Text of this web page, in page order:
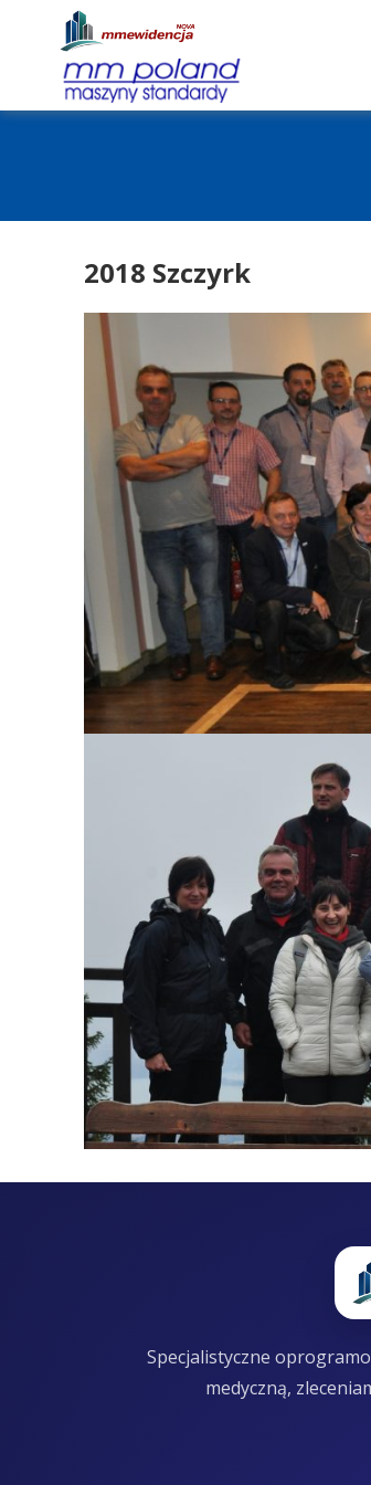
2018 Szczyrk
Specjalistyczne
medyczną,